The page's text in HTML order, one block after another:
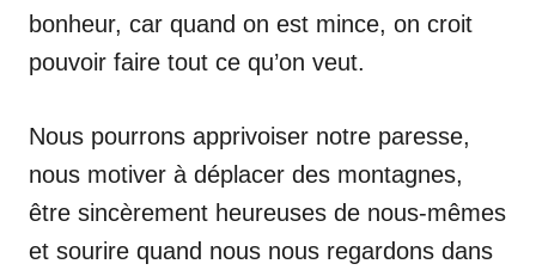
bonheur, car quand on est mince, on croit
pouvoir faire tout ce qu’on veut.
Nous pourrons apprivoiser notre paresse,
nous motiver à déplacer des montagnes,
être sincèrement heureuses de nous-mêmes
et sourire quand nous nous regardons dans